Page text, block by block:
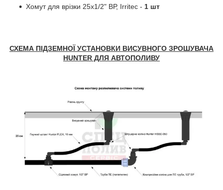
Хомут для врізки 25х1/2" ВР, Irritec - 1 шт
СХЕМА ПІДЗЕМНОЇ УСТАНОВКИ ВИСУВНОГО ЗРОШУВАЧА
HUNTER ДЛЯ АВТОПОЛИВУ